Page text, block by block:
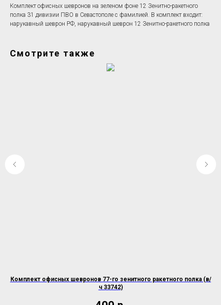
Комплект офисных шевронов на зеленом фоне 12 Зенитно-ракетного
полка 31 дивизии ПВО в Севастополе c фамилией. В комплект входит:
нарукавный шеврон РФ, нарукавный шеврон 12 Зенитно-ракетного полка
Смотрите также
Комплект офисных шевронов 77-го зенитного ракетного полка (в/
ч 33742)